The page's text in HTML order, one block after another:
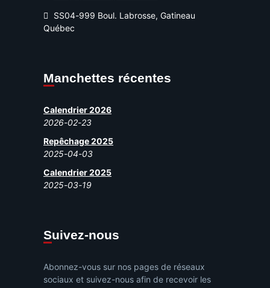
SS04-999 Boul. Labrosse, Gatineau
Québec
Manchettes récentes
Calendrier 2026
2026-02-23
Repêchage 2025
2025-04-03
Calendrier 2025
2025-03-19
Suivez-nous
Abonnez-vous sur nos pages de réseaux
sociaux et suivez-nous afin de recevoir les